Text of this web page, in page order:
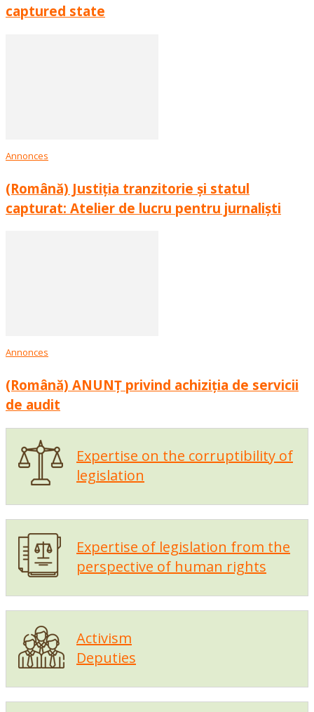
captured state
Annonces
(Română) Justiția tranzitorie și statul
capturat: Atelier de lucru pentru jurnaliști
Annonces
(Română) ANUNȚ privind achiziția de servicii
de audit
Expertise on the corruptibility of
legislation
Expertise of legislation from the
perspective of human rights
Activism
Deputies